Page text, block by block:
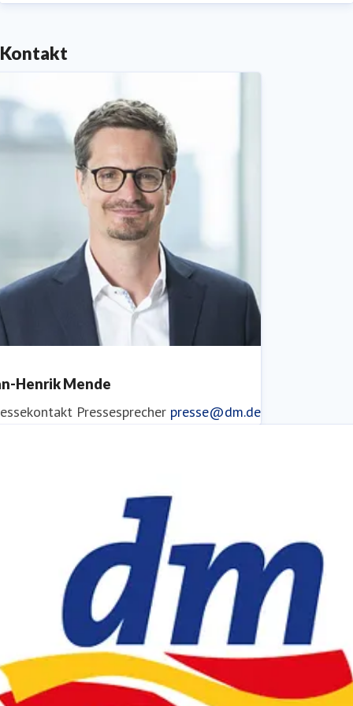
vielfältigen Nachhaltigkeitsaktivitäten in den
neuen
Kontakt
Henrik Mende
Pressesprecher presse@dm.de